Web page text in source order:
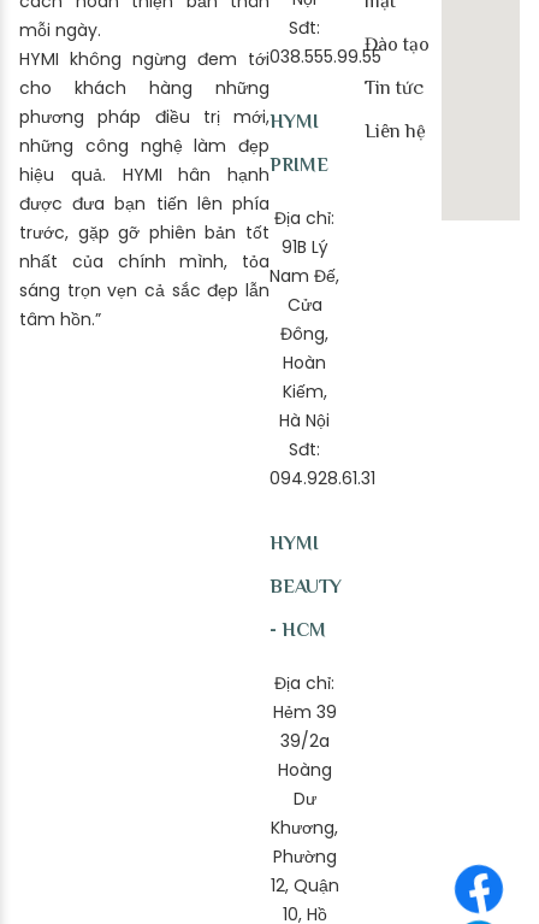
mỗi ngày.
HYMI không ngừng đem tới
cho khách hàng những
phương pháp điều trị mới,
những công nghệ làm đẹp
hiệu quả. HYMI hân hạnh
được đưa bạn tiến lên phía
trước, gặp gỡ phiên bản tốt
nhất của chính mình, tỏa
sáng trọn vẹn cả sắc đẹp lẫn
tâm hồn.”
Sđt:
038.555.99.55
HYMI
PRIME
Địa chỉ:
91B Lý
Nam Đế,
Cửa
Đông,
Hoàn
Kiếm,
Hà Nội
Sđt:
094.928.61.31
HYMI
BEAUTY
- HCM
Địa chỉ:
Hẻm 39
39/2a
Hoàng
Dư
Khương,
Phường
12, Quận
10, Hồ
Đào tạo
Tin tức
Liên hệ